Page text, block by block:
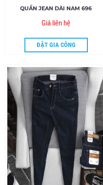
QUẦN JEAN DÀI NAM 696
Giá liên hệ
ĐẶT GIA CÔNG